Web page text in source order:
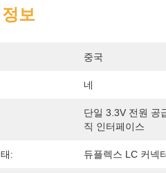
보
중국
네
단일 3.3V 전원 공
직 인터페이스
: 듀플렉스 LC 커넥